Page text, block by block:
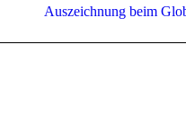
Auszeichnung beim